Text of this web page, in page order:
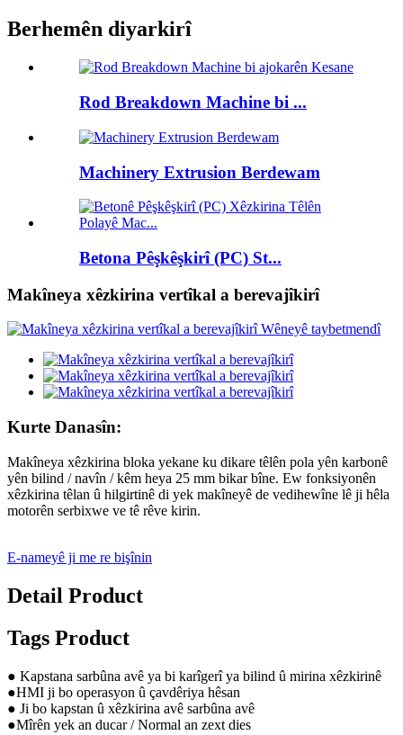
Berhemên diyarkirî
Rod Breakdown Machine bi ...
Machinery Extrusion Berdewam
Betona Pêşkêşkirî (PC) St...
Makîneya xêzkirina vertîkal a berevajîkirî
Kurte Danasîn:
Makîneya xêzkirina bloka yekane ku dikare têlên pola yên karbonê
yên bilind / navîn / kêm heya 25 mm bikar bîne. Ew fonksiyonên
xêzkirina têlan û hilgirtinê di yek makîneyê de vedihewîne lê ji hêla
motorên serbixwe ve tê rêve kirin.
E-nameyê ji me re bişînin
Detail Product
Tags Product
● Kapstana sarbûna avê ya bi karîgerî ya bilind û mirina xêzkirinê
●HMI ji bo operasyon û çavdêriya hêsan
● Ji bo kapstan û xêzkirina avê sarbûna avê
●Mîrên yek an ducar / Normal an zext dies